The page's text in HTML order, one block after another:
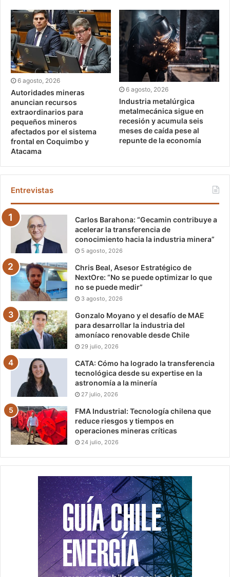
6 agosto, 2026
Autoridades mineras
anuncian recursos
extraordinarios para
pequeños mineros
afectados por el sistema
frontal en Coquimbo y
Atacama
6 agosto, 2026
Industria metalúrgica
metalmecánica sigue en
recesión y acumula seis
meses de caída pese al
repunte de la economía
Entrevistas
Carlos Barahona: “Gecamin contribuye a
acelerar la transferencia de
conocimiento hacia la industria minera”
5 agosto, 2026
Chris Beal, Asesor Estratégico de
NextOre: “No se puede optimizar lo que
no se puede medir”
3 agosto, 2026
Gonzalo Moyano y el desafío de MAE
para desarrollar la industria del
amoníaco renovable desde Chile
29 julio, 2026
CATA: Cómo ha logrado la transferencia
tecnológica desde su expertise en la
astronomía a la minería
27 julio, 2026
FMA Industrial: Tecnología chilena que
reduce riesgos y tiempos en
operaciones mineras críticas
24 julio, 2026